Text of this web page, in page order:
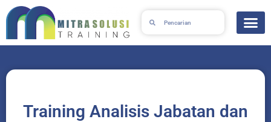
Lewati
ke
Training Analisis Jabatan dan